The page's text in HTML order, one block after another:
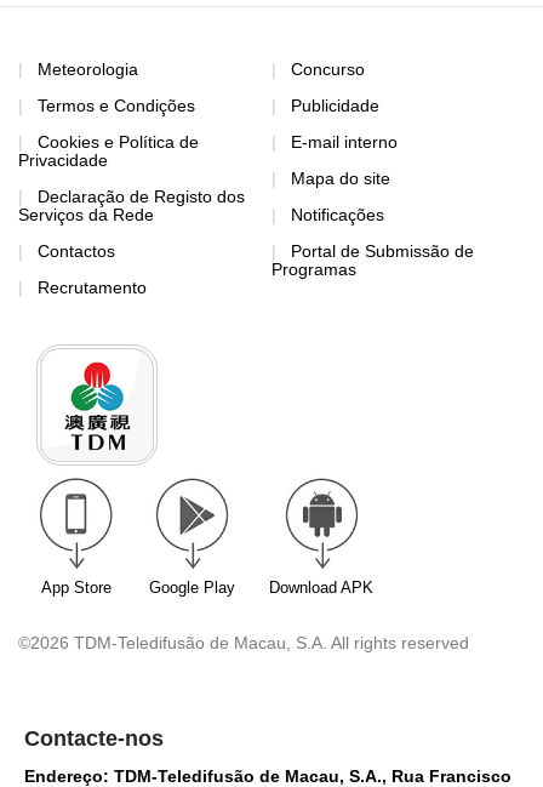
Meteorologia
Termos e Condições
Cookies e Política de
Privacidade
Declaração de Registo dos
Serviços da Rede
Contactos
Recrutamento
Concurso
Publicidade
E-mail interno
Mapa do site
Notificações
Portal de Submissão de
Programas
App Store Google Play Download APK
©2026 TDM-Teledifusão de Macau, S.A. All rights reserved
Contacte-nos
Endereço: TDM-Teledifusão de Macau, S.A., Rua Francisco